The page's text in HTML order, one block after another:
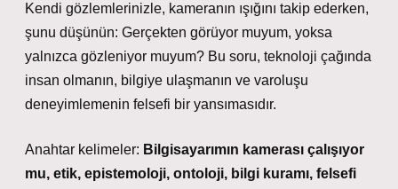
Kendi gözlemlerinizle, kameranın ışığını takip ederken,
şunu düşünün: Gerçekten görüyor muyum, yoksa
yalnızca gözleniyor muyum? Bu soru, teknoloji çağında
insan olmanın, bilgiye ulaşmanın ve varoluşu
deneyimlemenin felsefi bir yansımasıdır.
Anahtar kelimeler: Bilgisayarımın kamerası çalışıyor
mu, etik, epistemoloji, ontoloji, bilgi kuramı, felsefi